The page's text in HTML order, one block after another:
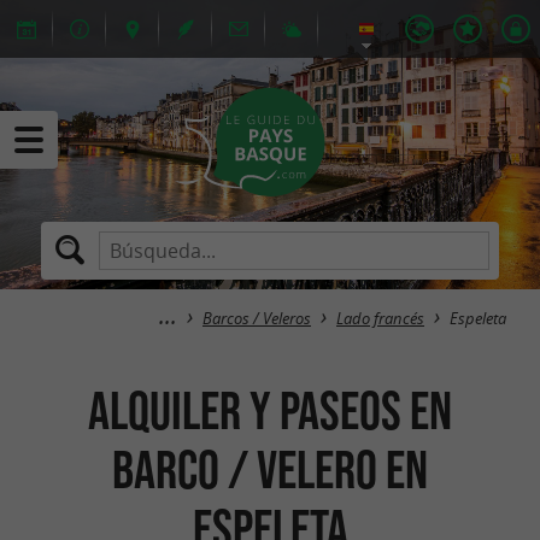
Barcos / Veleros Lado francés Espeleta
Alquiler y paseos en
barco / velero en
Espeleta